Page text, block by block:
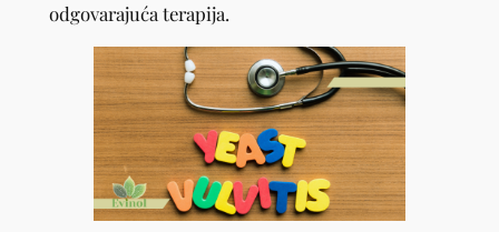
odgovarajuća terapija.